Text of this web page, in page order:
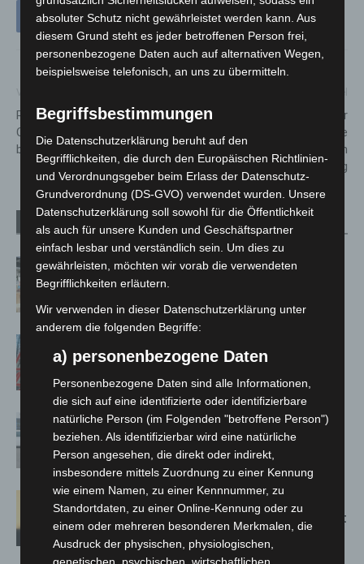
Rettungshubschrauber
Christoph 4 Bilanz 2022 – ein
bewegtes Jahr
Landeshauptstadt Hannover
lädt am 9. Januar alle
Einwohner*innen zum
Neujahrsempfang
Verwandte Artikel Mehr vom Autor
Kunst trifft Weingenuss: Barbara-
Susann Mehring zeigt ihre Werke im
Jacques’ Wein-Depot Isernhagen
zwischen Hannover-West und
Bothfeld
Niedersachsen: Feuerwehrkräfte
kehren nach Waldbrandeinsatz aus
Spanien zurück
Hannover: Erste Tigermücken-
Population in Niedersachsen entdeckt
absoluter Schutz nicht gewährleistet werden kann. Aus
diesem Grund steht es jeder betroffenen Person frei,
personenbezogene Daten auch auf alternativen Wegen,
beispielsweise telefonisch, an uns zu übermitteln.
Begriffsbestimmungen
Die Datenschutzerklärung beruht auf den
Begrifflichkeiten, die durch den Europäischen Richtlinien-
und Verordnungsgeber beim Erlass der Datenschutz-
Grundverordnung (DS-GVO) verwendet wurden. Unsere
Datenschutzerklärung soll sowohl für die Öffentlichkeit
als auch für unsere Kunden und Geschäftspartner
einfach lesbar und verständlich sein. Um dies zu
gewährleisten, möchten wir vorab die verwendeten
Begrifflichkeiten erläutern.
Wir verwenden in dieser Datenschutzerklärung unter
anderem die folgenden Begriffe:
a) personenbezogene Daten
Personenbezogene Daten sind alle Informationen,
die sich auf eine identifizierte oder identifizierbare
natürliche Person (im Folgenden "betroffene Person")
beziehen. Als identifizierbar wird eine natürliche
Person angesehen, die direkt oder indirekt,
insbesondere mittels Zuordnung zu einer Kennung
wie einem Namen, zu einer Kennnummer, zu
Standortdaten, zu einer Online-Kennung oder zu
einem oder mehreren besonderen Merkmalen, die
Ausdruck der physischen, physiologischen,